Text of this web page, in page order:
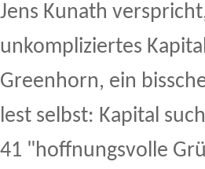
Jens Kunath
unkompliziertes
Greenhorn, ein
lest selbst: Kapital
41 "hoffnungsvolle